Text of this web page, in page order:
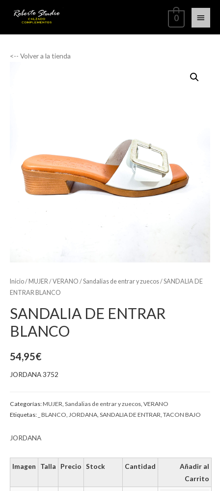
0
<-- Volver a la tienda
Inicio/ MUJER /VERANO /Sandalias de entrar y zuecos/ SANDALIA DE
ENTRAR BLANCO
SANDALIA DE ENTRAR
BLANCO
54,95€
JORDANA 3752
Categorías:MUJER Sandalias de entrar y zuecos VERANO
Etiquetas: _ BLANCO JORDANA SANDALIA DE ENTRAR TACON BAJO
JORDANA
Imagen Talla Precio Stock Cantidad
Añadir al
Carrito